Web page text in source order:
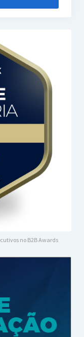
no B2B Awards